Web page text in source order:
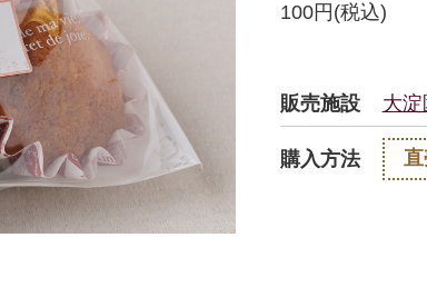
100円(税込)
販売施設 大淀
購入方法